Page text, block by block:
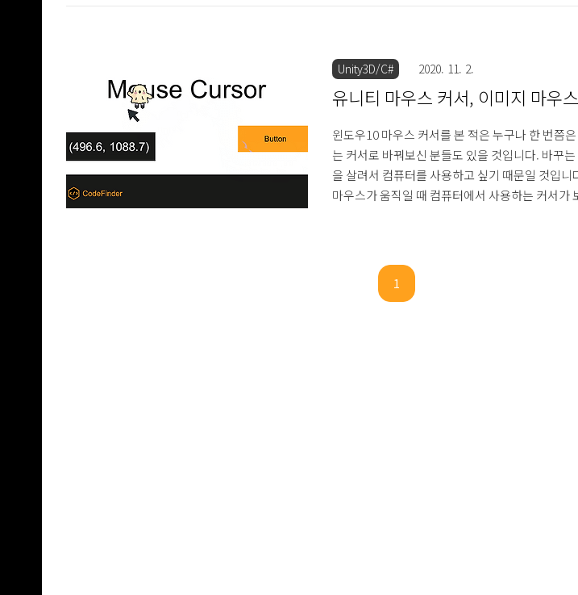
Unity3D/C# 2020. 11. 2.
유니티 마우스 커서, 이미지 마우
윈도우10 마우스 커서를 본 적은 누구나 한 번쯤
는 커서로 바꿔보신 분들도 있을 것입니다. 바꾸
을 살려서 컴퓨터를 사용하고 싶기 때문일 것입
마우스가 움직일 때 컴퓨터에서 사용하는 커서가
표시가 됩니다. 간단하긴 하지만 단순 이미지를
이징이 쉽지 않습니다. 또 다른 하나의 방법은 스크
1